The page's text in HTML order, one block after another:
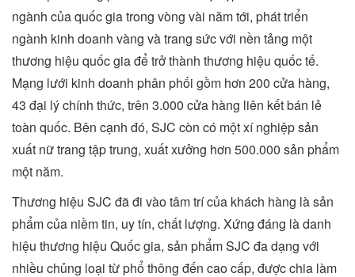
ngành của quốc gia trong vòng vài năm tới, phát triển
ngành kinh doanh vàng và trang sức với nền tảng một
thương hiệu quốc gia để trở thành thương hiệu quốc tế.
Mạng lưới kinh doanh phân phối gồm hơn 200 cửa hàng,
43 đại lý chính thức, trên 3.000 cửa hàng liên kết bán lẻ
toàn quốc. Bên cạnh đó, SJC còn có một xí nghiệp sản
xuất nữ trang tập trung, xuất xưởng hơn 500.000 sản phẩm
một năm.
Thương hiệu SJC đã đi vào tâm trí của khách hàng là sản
phẩm của niềm tin, uy tín, chất lượng. Xứng đáng là danh
hiệu thương hiệu Quốc gia, sản phẩm SJC đa dạng với
nhiều chủng loại từ phổ thông đến cao cấp, được chia làm